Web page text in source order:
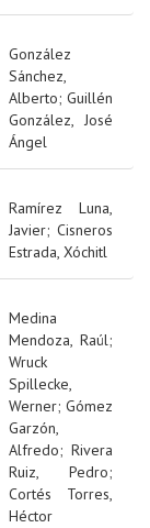
González
Sánchez,
Alberto; Guillén
González, José
Ángel
Ramírez Luna,
Javier; Cisneros
Estrada, Xóchitl
Medina
Mendoza, Raúl;
Wruck
Spillecke,
Werner; Gómez
Garzón,
Alfredo; Rivera
Ruiz, Pedro;
Cortés Torres,
Héctor